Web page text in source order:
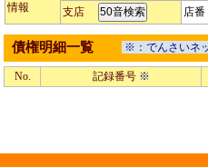
情報
支店
店番
債権明細一覧 ※：でんさいネ
No. 記録番号※